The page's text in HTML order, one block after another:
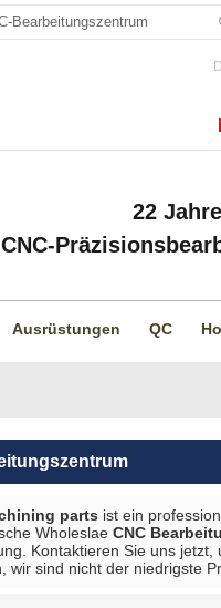
22
CNC-
Ausrüstungen QC
parts ist ein
Wholeslae CNC
Kontaktieren Sie uns jetzt,
wir sind nicht der niedrigste